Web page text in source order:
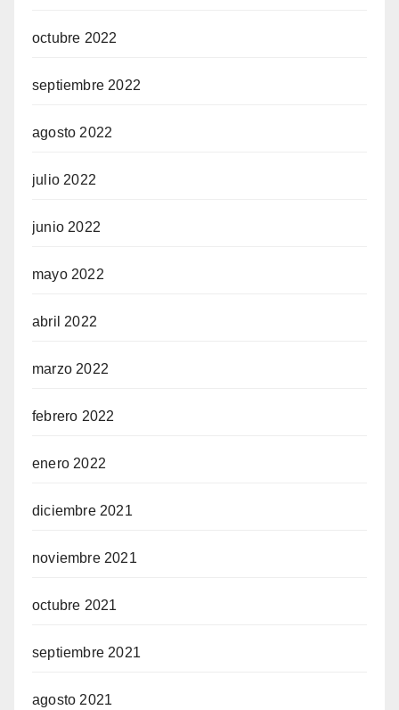
octubre 2022
septiembre 2022
agosto 2022
julio 2022
junio 2022
mayo 2022
abril 2022
marzo 2022
febrero 2022
enero 2022
diciembre 2021
noviembre 2021
octubre 2021
septiembre 2021
agosto 2021